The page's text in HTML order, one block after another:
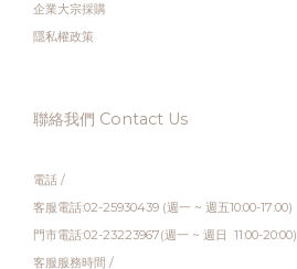
企業大宗採購
隱私權政策
聯絡我們 Contact Us
電話 /
客服電話:02-25930439 (週一 ~ 週五10:00-17:00)
門市電話:02-23223967(週一 ~ 週日 11:00-20:00)
客服服務時間 /